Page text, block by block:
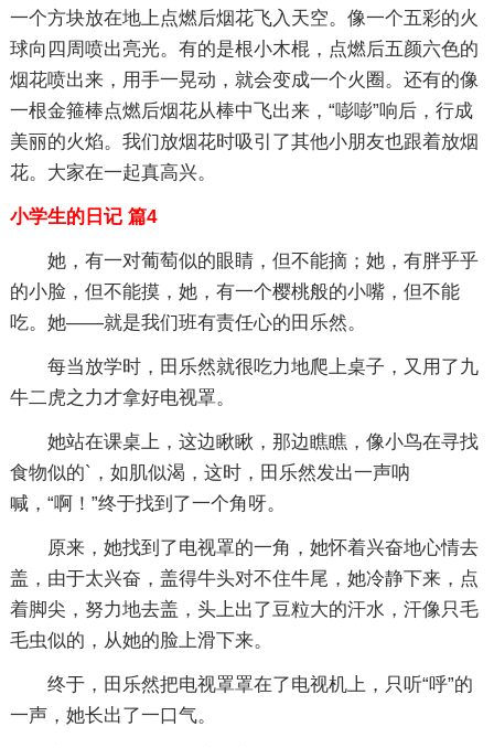
一个方块放在地上点燃后烟花飞入天空。像一个五彩的火
球向四周喷出亮光。有的是根小木棍，点燃后五颜六色的
烟花喷出来，用手一晃动，就会变成一个火圈。还有的像
一根金箍棒点燃后烟花从棒中飞出来，“嘭嘭”响后，行成
美丽的火焰。我们放烟花时吸引了其他小朋友也跟着放烟
花。大家在一起真高兴。
小学生的日记 篇4
她，有一对葡萄似的眼睛，但不能摘；她，有胖乎乎
的小脸，但不能摸，她，有一个樱桃般的小嘴，但不能
吃。她——就是我们班有责任心的田乐然。
每当放学时，田乐然就很吃力地爬上桌子，又用了九
牛二虎之力才拿好电视罩。
她站在课桌上，这边瞅瞅，那边瞧瞧，像小鸟在寻找
食物似的`，如肌似渴，这时，田乐然发出一声呐
喊，“啊！”终于找到了一个角呀。
原来，她找到了电视罩的一角，她怀着兴奋地心情去
盖，由于太兴奋，盖得牛头对不住牛尾，她冷静下来，点
着脚尖，努力地去盖，头上出了豆粒大的汗水，汗像只毛
毛虫似的，从她的脸上滑下来。
终于，田乐然把电视罩罩在了电视机上，只听“呼”的
一声，她长出了一口气。